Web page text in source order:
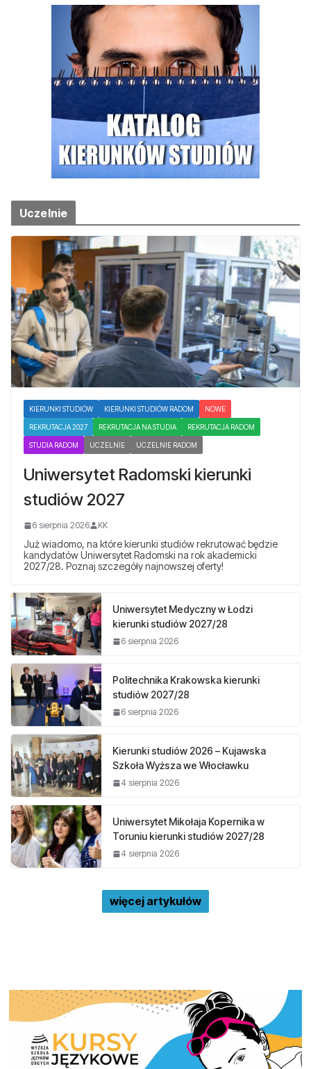
Uczelnie
KIERUNKI STUDIÓW KIERUNKI STUDIÓW RADOM NOWE
REKRUTACJA 2027 REKRUTACJA NA STUDIA REKRUTACJA RADOM
STUDIA RADOM UCZELNIE UCZELNIE RADOM
Uniwersytet Radomski kierunki
studiów 2027
6 sierpnia 2026 KK
Już wiadomo, na które kierunki studiów rekrutować będzie
kandydatów Uniwersytet Radomski na rok akademicki
2027/28. Poznaj szczegóły najnowszej oferty!
Uniwersytet Medyczny w Łodzi
kierunki studiów 2027/28
6 sierpnia 2026
Politechnika Krakowska kierunki
studiów 2027/28
6 sierpnia 2026
Kierunki studiów 2026 – Kujawska
Szkoła Wyższa we Włocławku
4 sierpnia 2026
Uniwersytet Mikołaja Kopernika w
Toruniu kierunki studiów 2027/28
4 sierpnia 2026
więcej artykułów